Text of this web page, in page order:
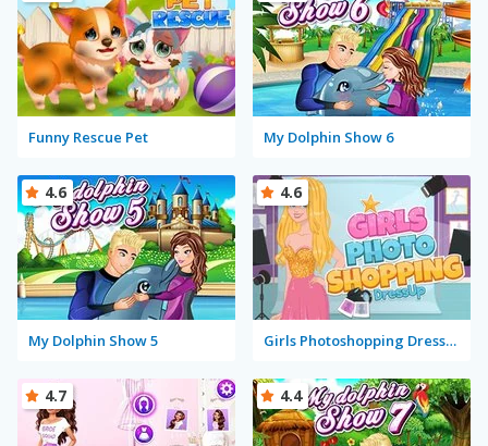
Funny Rescue Pet My Dolphin Show 6
My Dolphin Show 5
4.6
Girls Photoshopping Dressup
4.6
4.7 4.4